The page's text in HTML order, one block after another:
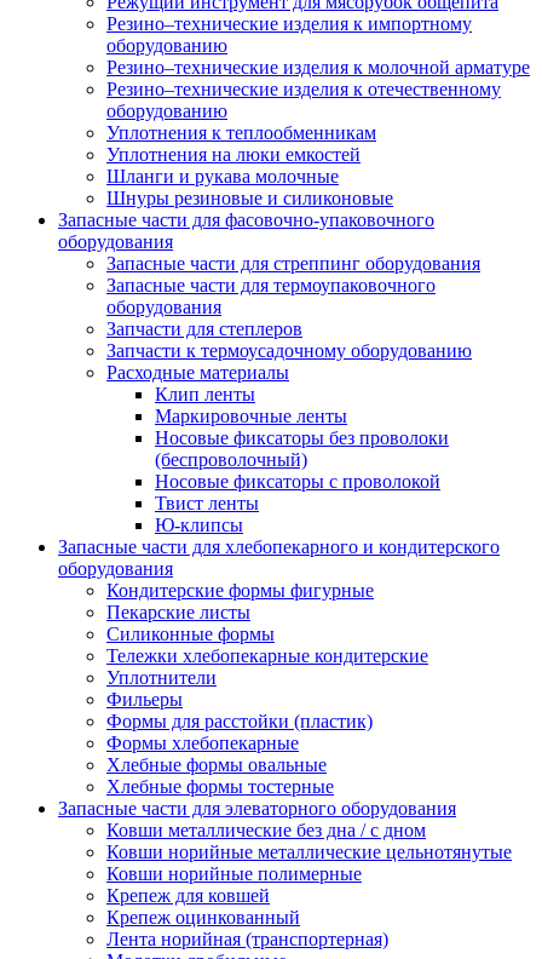
Резино–технические изделия к импортному
оборудованию
Резино–технические изделия к молочной арматуре
Резино–технические изделия к отечественному
оборудованию
Уплотнения к теплообменникам
Уплотнения на люки емкостей
Шланги и рукава молочные
Шнуры резиновые и силиконовые
Запасные части для фасовочно-упаковочного
оборудования
Запасные части для стреппинг оборудования
Запасные части для термоупаковочного
оборудования
Запчасти для степлеров
Запчасти к термоусадочному оборудованию
Расходные материалы
Клип ленты
Маркировочные ленты
Носовые фиксаторы без проволоки
(беспроволочный)
Носовые фиксаторы с проволокой
Твист ленты
Ю-клипсы
Запасные части для хлебопекарного и кондитерского
оборудования
Кондитерские формы фигурные
Пекарские листы
Силиконные формы
Тележки хлебопекарные кондитерские
Уплотнители
Фильеры
Формы для расстойки (пластик)
Формы хлебопекарные
Хлебные формы овальные
Хлебные формы тостерные
Запасные части для элеваторного оборудования
Ковши металлические без дна / с дном
Ковши норийные металлические цельнотянутые
Ковши норийные полимерные
Крепеж для ковшей
Крепеж оцинкованный
Лента норийная (транспортерная)